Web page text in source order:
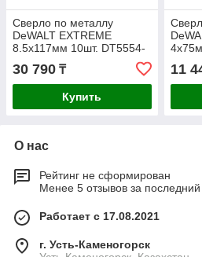
Сверло по металлу
DeWALT EXTREME
8.5x117мм 10шт. DT5554-
30 790 ₸
Купить
11
О нас
Рейтинг не сформирован
Менее 5 отзывов за последний
Работает с 17.08.2021
г. Усть-Каменогорск